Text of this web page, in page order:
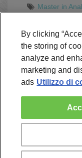
Master in
In aula H-
Regole di utilizzo|
By clicking
the storing of
analyze and
marketing and
ads Utilizzo di